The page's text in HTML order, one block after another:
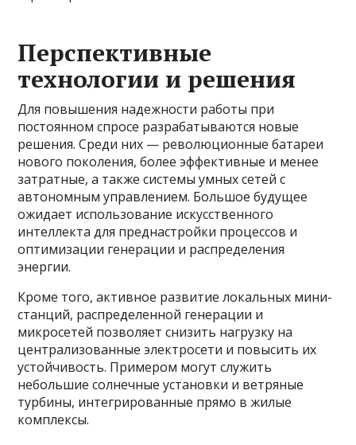
Перспективные
технологии и решения
Для повышения надежности работы при
постоянном спросе разрабатываются новые
решения. Среди них — революционные батареи
нового поколения, более эффективные и менее
затратные, а также системы умных сетей с
автономным управлением. Большое будущее
ожидает использование искусственного
интеллекта для преднастройки процессов и
оптимизации генерации и распределения
энергии.
Кроме того, активное развитие локальных мини-
станций, распределенной генерации и
микросетей позволяет снизить нагрузку на
централизованные электросети и повысить их
устойчивость. Примером могут служить
небольшие солнечные установки и ветряные
турбины, интегрированные прямо в жилые
комплексы.